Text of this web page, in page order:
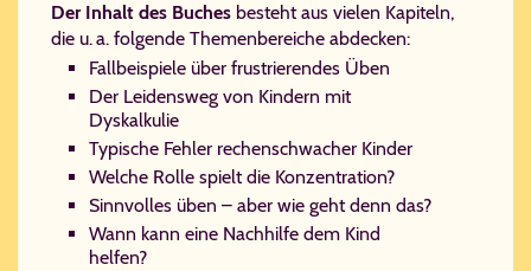
Der Inhalt des Buches besteht aus vielen Kapiteln,
die u. a. folgende Themenbereiche abdecken:
Fallbeispiele über frustrierendes Üben
Der Leidensweg von Kindern mit
Dyskalkulie
Typische Fehler rechenschwacher Kinder
Welche Rolle spielt die Konzentration?
Sinnvolles üben – aber wie geht denn das?
Wann kann eine Nachhilfe dem Kind
helfen?